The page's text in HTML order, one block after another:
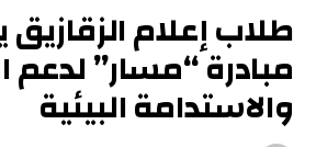
طلاب إعلام
مبادرة “مسار” لدعم
والاستدامة البيئية